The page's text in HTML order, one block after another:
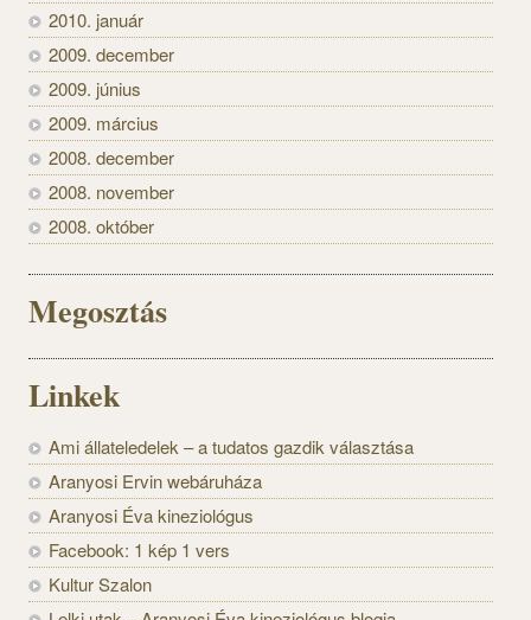
2010. január
2009. december
2009. június
2009. március
2008. december
2008. november
2008. október
Megosztás
Linkek
Ami állateledelek – a tudatos gazdik választása
Aranyosi Ervin webáruháza
Aranyosi Éva kineziológus
Facebook: 1 kép 1 vers
Kultur Szalon